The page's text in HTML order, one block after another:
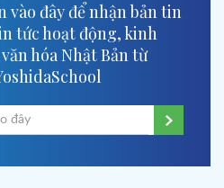
vào đây để nhận bản tin
tức hoạt động, kinh
hóa Nhật Bản từ